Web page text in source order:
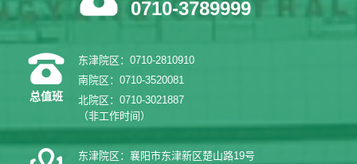
0710-3789999
总值班
东津院区：0710-2810910
南院区：0710-3520081
北院区：0710-3021887
（非工作时间）
东津院区：襄阳市东津新区楚山路19号